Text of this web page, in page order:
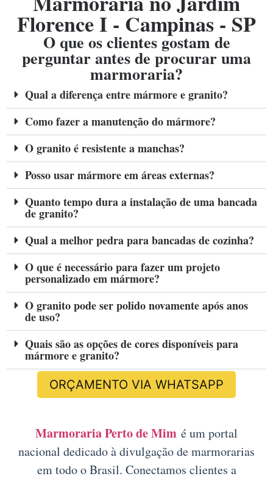
Florence I - Campinas - SP
O que os clientes gostam de
perguntar antes de procurar uma
marmoraria?
Qual a diferença entre mármore e granito?
Como fazer a manutenção do mármore?
O granito é resistente a manchas?
Posso usar mármore em áreas externas?
Quanto tempo dura a instalação de uma bancada
de granito?
Qual a melhor pedra para bancadas de cozinha?
O que é necessário para fazer um projeto
personalizado em mármore?
O granito pode ser polido novamente após anos
de uso?
Quais são as opções de cores disponíveis para
mármore e granito?
ORÇAMENTO VIA WHATSAPP
Marmoraria Perto de Mim é um portal
nacional dedicado à divulgação de marmorarias
em todo o Brasil. Conectamos clientes a